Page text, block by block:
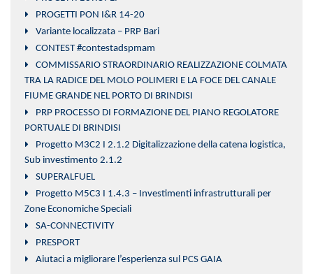
PROGETTI PON I&R 14-20
Variante localizzata – PRP Bari
CONTEST #contestadspmam
COMMISSARIO STRAORDINARIO REALIZZAZIONE COLMATA
TRA LA RADICE DEL MOLO POLIMERI E LA FOCE DEL CANALE
FIUME GRANDE NEL PORTO DI BRINDISI
PRP PROCESSO DI FORMAZIONE DEL PIANO REGOLATORE
PORTUALE DI BRINDISI
Progetto M3C2 I 2.1.2 Digitalizzazione della catena logistica,
Sub investimento 2.1.2
SUPERALFUEL
Progetto M5C3 I 1.4.3 – Investimenti infrastrutturali per
Zone Economiche Speciali
SA-CONNECTIVITY
PRESPORT
Aiutaci a migliorare l’esperienza sul PCS GAIA